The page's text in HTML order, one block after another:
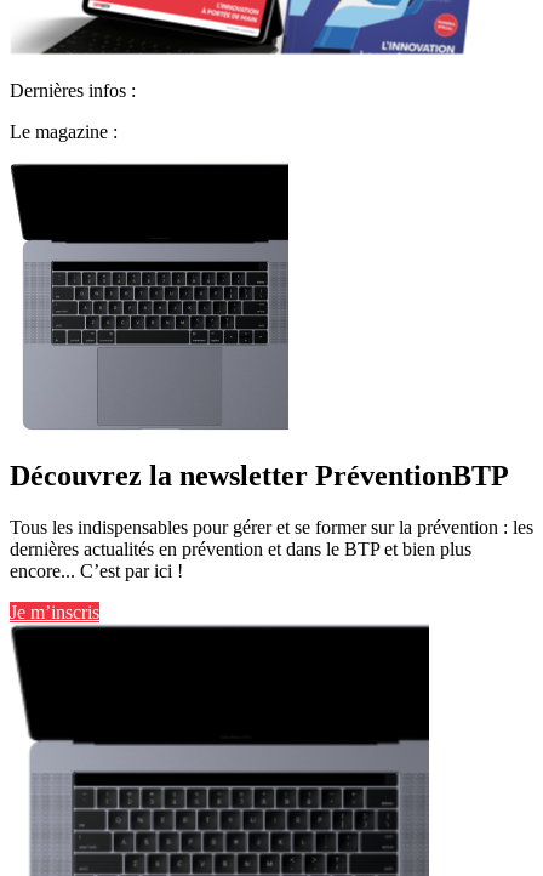
Dernières infos :
Le magazine :
Découvrez la newsletter PréventionBTP
Tous les indispensables pour gérer et se former sur la prévention : les
dernières actualités en prévention et dans le BTP et bien plus
encore... C’est par ici !
Je m’inscris